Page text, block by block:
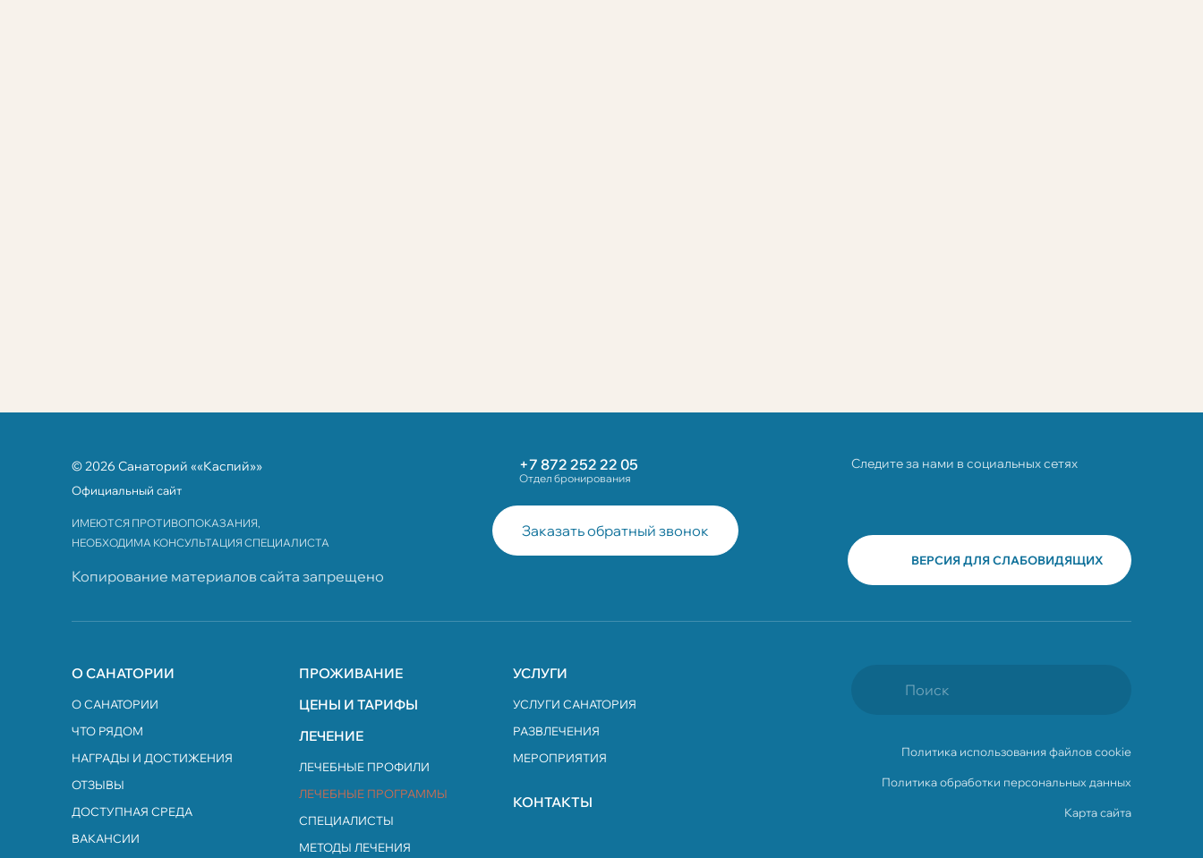
© 2026 Санаторий ««Каспий»»
Официальный сайт
ИМЕЮТСЯ ПРОТИВОПОКАЗАНИЯ,
НЕОБХОДИМА КОНСУЛЬТАЦИЯ СПЕЦИАЛИСТА
Копирование материалов сайта запрещено
+7 872 252 22 05
Отдел бронирования
Заказать обратный звонок
Следите за нами в социальных сетях
ВЕРСИЯ ДЛЯ СЛАБОВИДЯЩИХ
О САНАТОРИИ
О САНАТОРИИ
ЧТО РЯДОМ
НАГРАДЫ И ДОСТИЖЕНИЯ
ОТЗЫВЫ
ДОСТУПНАЯ СРЕДА
ВАКАНСИИ
ПРОЖИВАНИЕ
ЦЕНЫ И ТАРИФЫ
ЛЕЧЕНИЕ
ЛЕЧЕБНЫЕ ПРОФИЛИ
ЛЕЧЕБНЫЕ ПРОГРАММЫ
СПЕЦИАЛИСТЫ
МЕТОДЫ ЛЕЧЕНИЯ
УСЛУГИ
УСЛУГИ САНАТОРИЯ
РАЗВЛЕЧЕНИЯ
МЕРОПРИЯТИЯ
КОНТАКТЫ
Политика использования файлов cookie
Политика обработки персональных данных
Карта сайта